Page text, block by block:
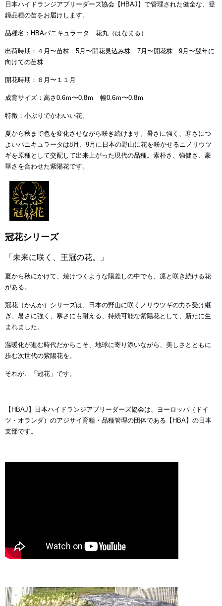
日本ハイドランジアブリーダーズ協会【HBAJ】で管理された健全な、登
録品種の苗をお届けします。
品種名： HBAパニキュラータ 花丸（はなまる）
出荷時期：４月〜苗株 5月〜開花見込み株 7月〜開花株 9月〜翌年に
向けての苗株
開花時期：６月〜１１月
成育サイズ：高さ0.6ｍ〜0.8ｍ 幅0.6ｍ〜0.8ｍ
特徴：小ぶりでかわいい花。
夏から秋まで色を変化させながら咲き続けます。 暑さに強く、寒さにつ
よいパニキュラータは8月、9月に日本の野山に花を咲かせるニノリウツ
ギを原種として交配して出来上がった現代の品種。 素朴さ、強健さ、豪
華さを合わせた紫陽花です。
冠花シリーズ
「未来に咲く、王冠の花。」
夏から秋にかけて、焼けつくような陽差しの中でも、凛と咲き続ける花
がある。
冠花（かんか）シリーズは、日本の野山に咲くノリウツギの力を受け継
ぎ、暑さに強く、寒さにも耐える、持続可能な紫陽花として、新たに生
まれました。
温暖化が進む時代だからこそ、地球に寄り添いながら、美しさとともに
歩む次世代の紫陽花を。
それが、「冠花」です。
【HBAJ】日本ハイドランジアブリーダーズ協会は、ヨーロッパ（ドイ
ツ・オランダ）のアジサイ育種・品種管理の団体である【HBA】の日本
支部です。